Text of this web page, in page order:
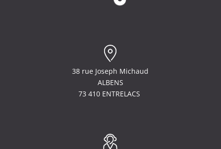
38 rue Joseph Michaud
ALBENS
73 410 ENTRELACS